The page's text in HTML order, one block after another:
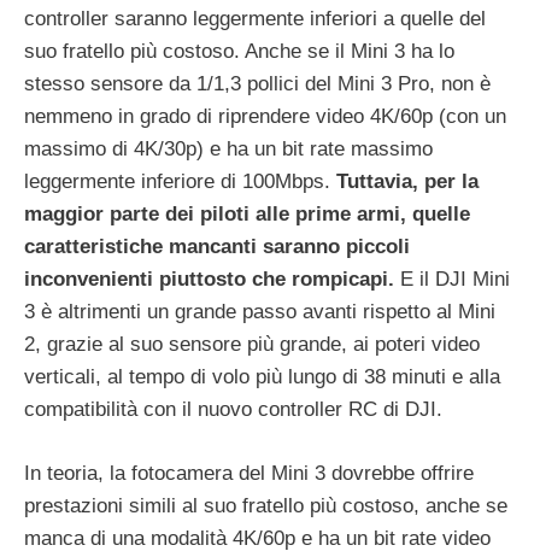
controller saranno leggermente inferiori a quelle del
suo fratello più costoso. Anche se il Mini 3 ha lo
stesso sensore da 1/1,3 pollici del Mini 3 Pro, non è
nemmeno in grado di riprendere video 4K/60p (con un
massimo di 4K/30p) e ha un bit rate massimo
leggermente inferiore di 100Mbps. Tuttavia, per la
maggior parte dei piloti alle prime armi, quelle
caratteristiche mancanti saranno piccoli
inconvenienti piuttosto che rompicapi. E il DJI Mini
3 è altrimenti un grande passo avanti rispetto al Mini
2, grazie al suo sensore più grande, ai poteri video
verticali, al tempo di volo più lungo di 38 minuti e alla
compatibilità con il nuovo controller RC di DJI.
In teoria, la fotocamera del Mini 3 dovrebbe offrire
prestazioni simili al suo fratello più costoso, anche se
manca di una modalità 4K/60p e ha un bit rate video